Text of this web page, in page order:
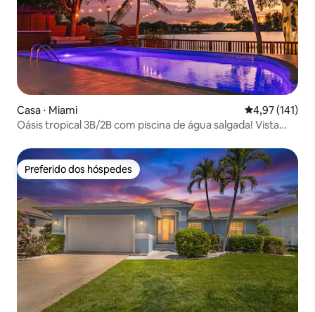
Casa ⋅ Miami 4,97 de uma
4,97 (141)
Oásis tropical 3B/2B com piscina de água salgada! Vista
Preferido dos hóspedes
Preferido dos hóspedes